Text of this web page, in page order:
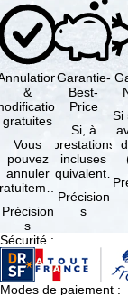
&
gratuites
Vous
pouvez
annuler
suivant
la
à …
Précision
s
Garantie-
Best-
Price
Si, à
prestations
incluses
équivalentes
réserve de
disponibilités,
Précision
s
Si
Sécurité :
Modes de paiement :